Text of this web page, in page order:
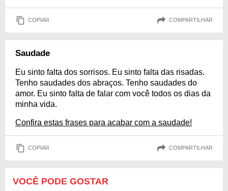
COPIAR COMPARTILHAR
Saudade
Eu sinto falta dos sorrisos. Eu sinto falta das risadas.
Tenho saudades dos abraços. Tenho saudades do
amor. Eu sinto falta de falar com você todos os dias da
minha vida.
Confira estas frases para acabar com a saudade!
COPIAR COMPARTILHAR
VOCÊ PODE GOSTAR